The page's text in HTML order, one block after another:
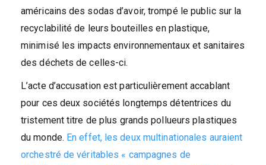
américains des sodas d’avoir, trompé le public sur la
recyclabilité de leurs bouteilles en plastique,
minimisé les impacts environnementaux et sanitaires
des déchets de celles-ci.
L’acte d’accusation est particulièrement accablant
pour ces deux sociétés longtemps détentrices du
tristement titre de plus grands pollueurs plastiques
du monde. En effet, les deux multinationales auraient
orchestré de véritables « campagnes de